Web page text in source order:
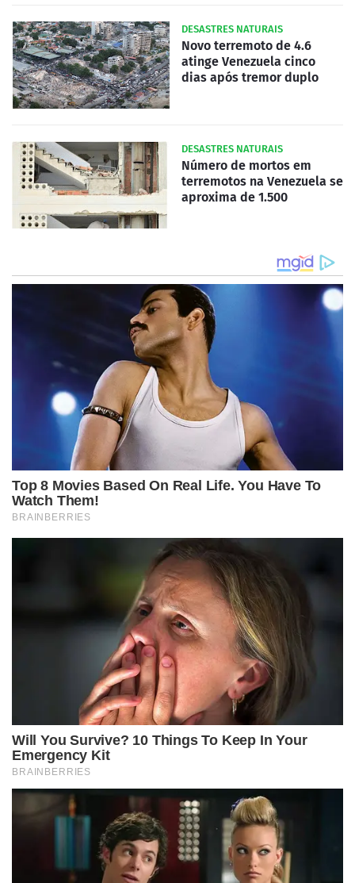
DESASTRES NATURAIS
Novo terremoto de 4.6
atinge Venezuela cinco
dias após tremor duplo
DESASTRES NATURAIS
Número de mortos em
terremotos na Venezuela se
aproxima de 1.500